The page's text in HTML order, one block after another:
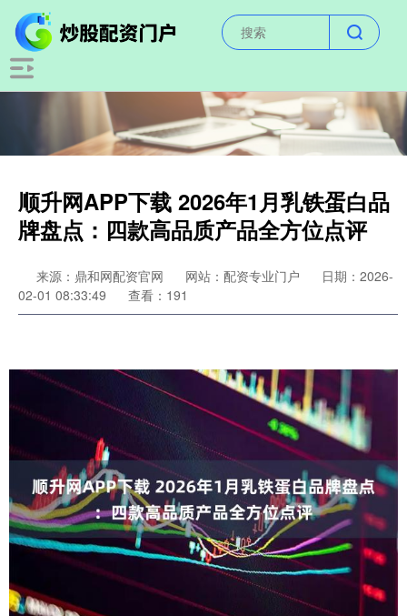
顺升网APP下载 2026年1月乳铁蛋白品
牌盘点：四款高品质产品全方位点评
来源：鼎和网配资官网 网站：配资专业门户
日期：2026-
02-01 08:33:49
查看：191